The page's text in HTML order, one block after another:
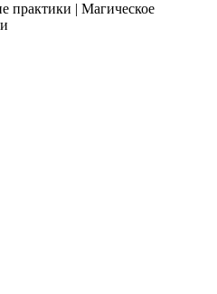
практики | Магическое